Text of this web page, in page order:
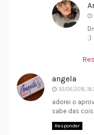
;)
angela
30/06/2016,
adorei o
sabe das
Responder